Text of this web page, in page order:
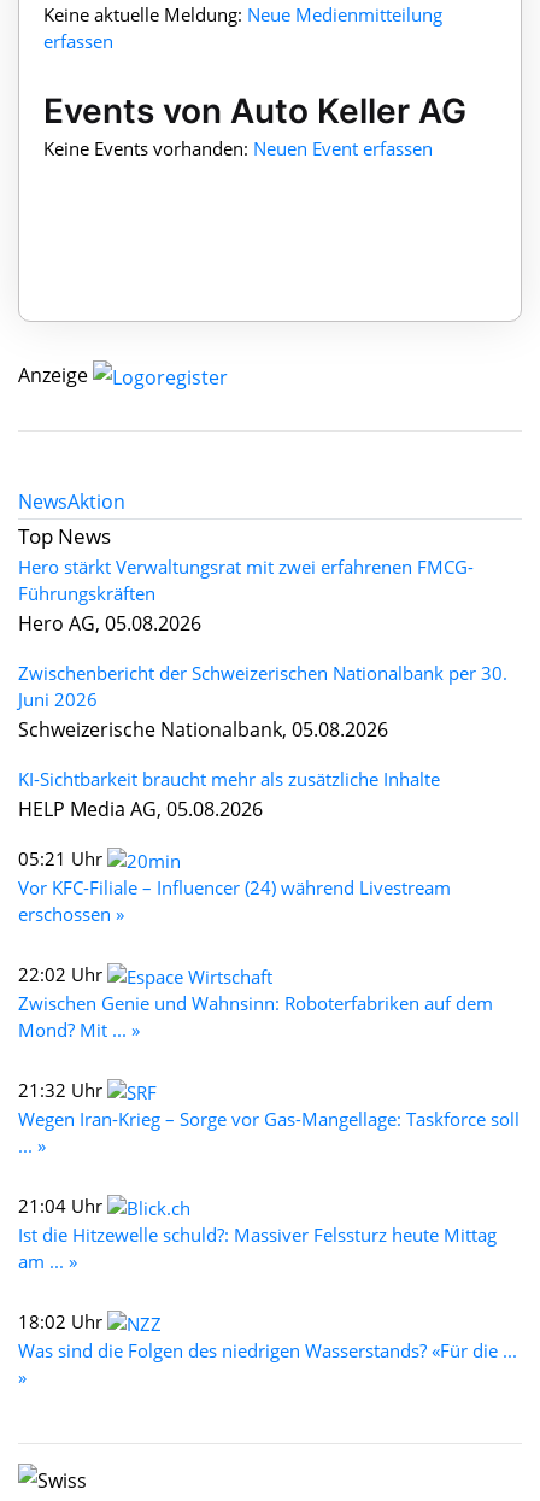
Keine aktuelle Meldung: Neue Medienmitteilung
erfassen
Events von Auto Keller AG
Keine Events vorhanden: Neuen Event erfassen
Anzeige
NewsAktion
Top News
Hero stärkt Verwaltungsrat mit zwei erfahrenen FMCG-
Führungskräften
Hero AG, 05.08.2026
Zwischenbericht der Schweizerischen Nationalbank per 30.
Juni 2026
Schweizerische Nationalbank, 05.08.2026
KI-Sichtbarkeit braucht mehr als zusätzliche Inhalte
HELP Media AG, 05.08.2026
05:21 Uhr
Vor KFC-Filiale – Influencer (24) während Livestream
erschossen »
22:02 Uhr
Zwischen Genie und Wahnsinn: Roboterfabriken auf dem
Mond? Mit ... »
21:32 Uhr
Wegen Iran-Krieg – Sorge vor Gas-Mangellage: Taskforce soll
... »
21:04 Uhr
Ist die Hitzewelle schuld?: Massiver Felssturz heute Mittag
am ... »
18:02 Uhr
Was sind die Folgen des niedrigen Wasserstands? «Für die ...
»